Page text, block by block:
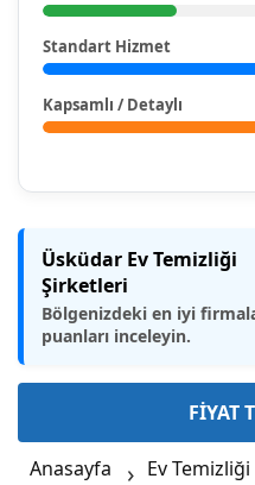
Standart Hizmet
Kapsamlı / Detaylı
Üsküdar Ev Temizliği
Şirketleri
Bölgenizdeki en iyi
puanları inceleyin.
FİYAT
Anasayfa Ev Temizliği